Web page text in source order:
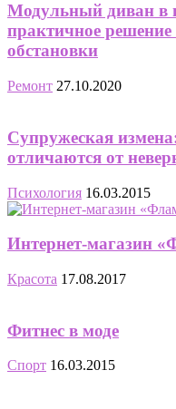
Модульный диван в
практичное
обстановки
Ремонт 27.10.2020
Супружеская
отличаются от
Психология 16.03.2015
Интернет-магазин
Красота 17.08.2017
Фитнес в моде
Спорт 16.03.2015